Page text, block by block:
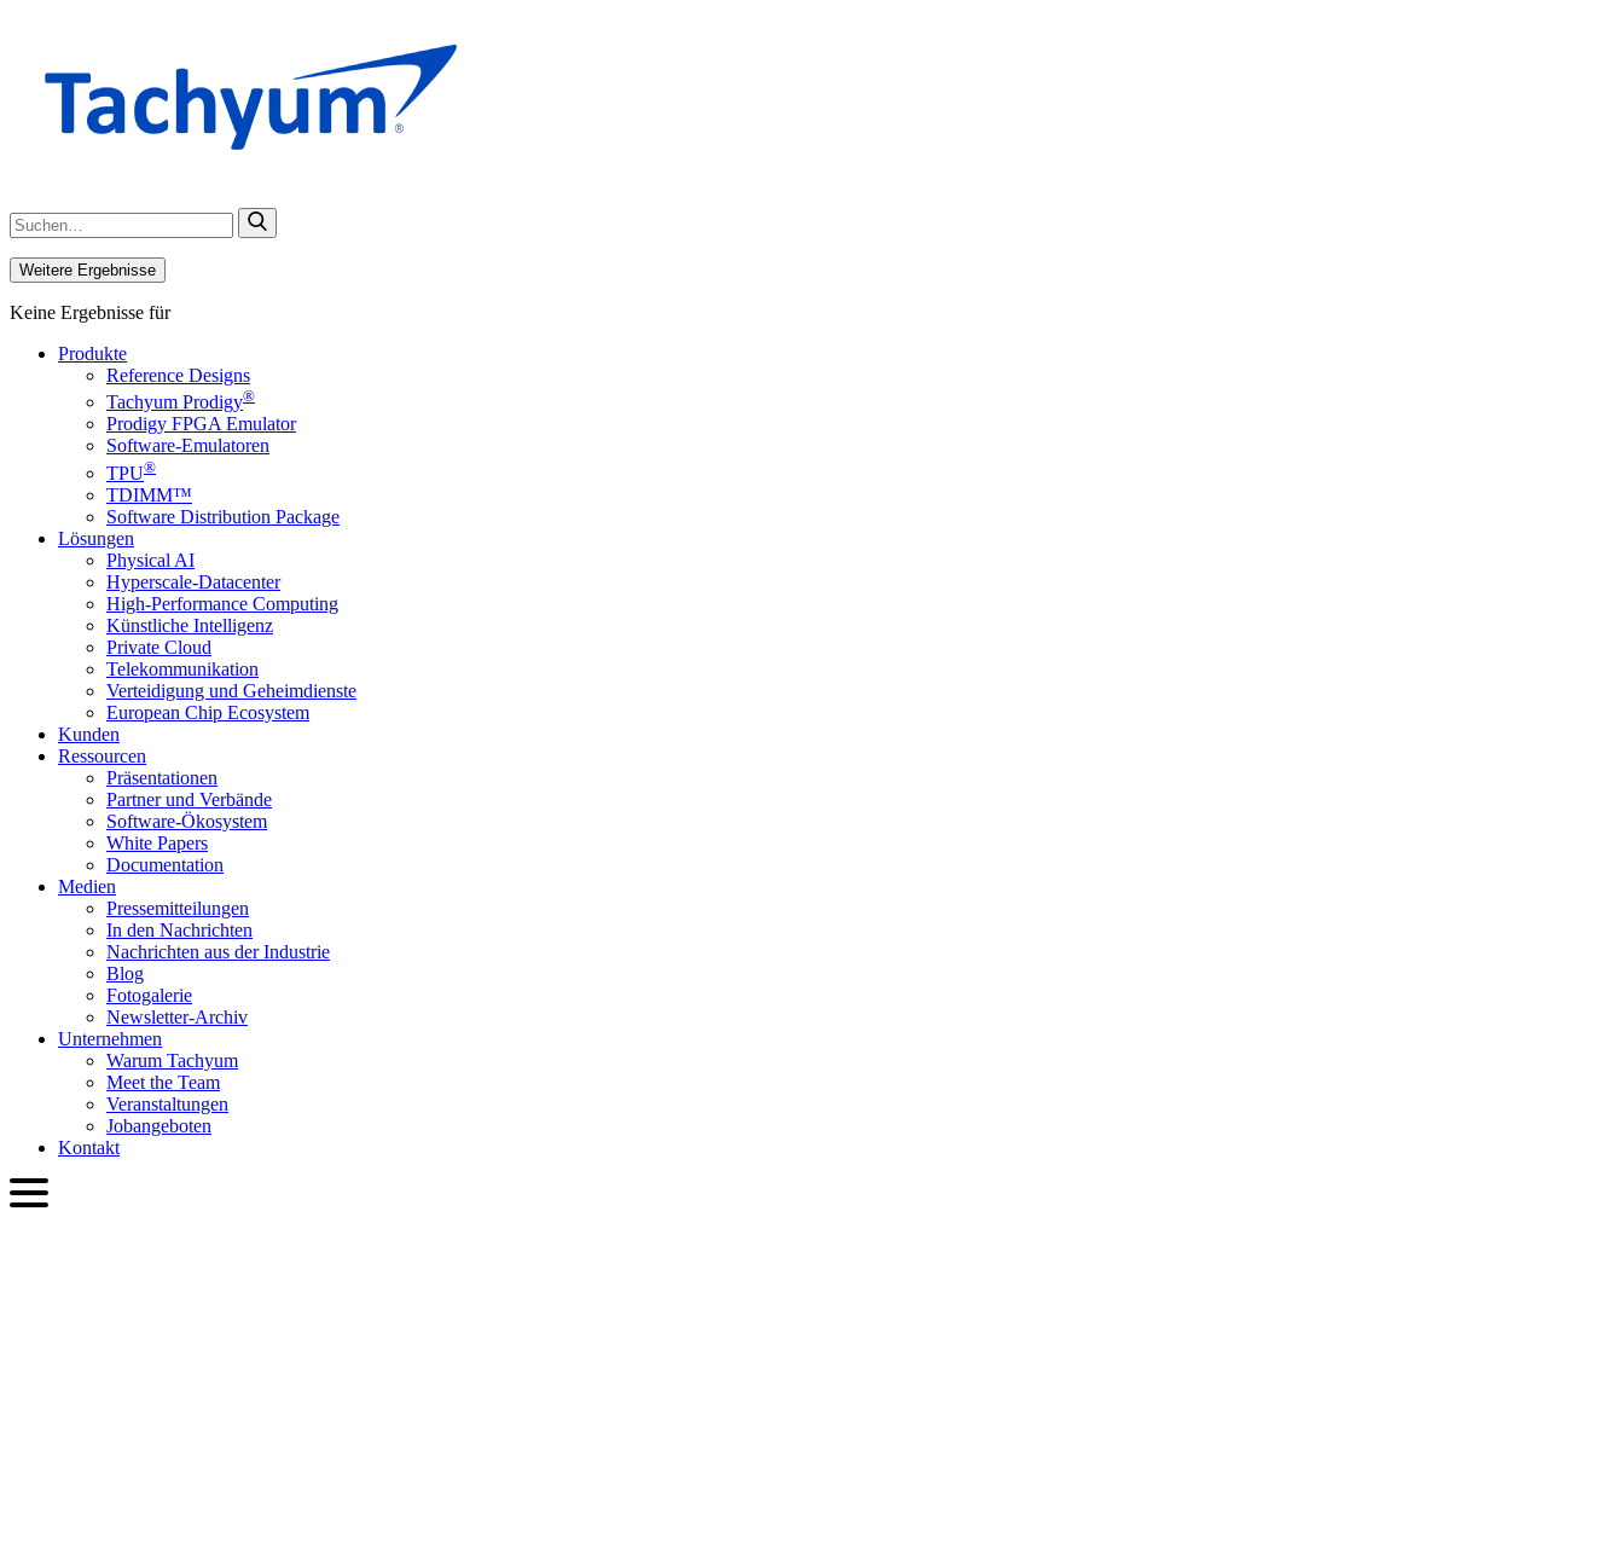
Weitere Ergebnisse
Keine Ergebnisse für
Produkte
Reference Designs
Tachyum Prodigy®
Prodigy FPGA Emulator
Software-Emulatoren
TPU®
TDIMM™
Software Distribution Package
Lösungen
Physical AI
Hyperscale-Datacenter
High-Performance Computing
Künstliche Intelligenz
Private Cloud
Telekommunikation
Verteidigung und Geheimdienste
European Chip Ecosystem
Kunden
Ressourcen
Präsentationen
Partner und Verbände
Software-Ökosystem
White Papers
Documentation
Medien
Presse­mitteilungen
In den Nachrichten
Nachrichten aus der Industrie
Blog
Fotogalerie
Newsletter-Archiv
Unternehmen
Warum Tachyum
Meet the Team
Veranstaltungen
Jobangeboten
Kontakt